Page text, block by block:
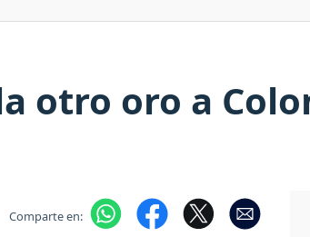
otro oro a
Comparte en: